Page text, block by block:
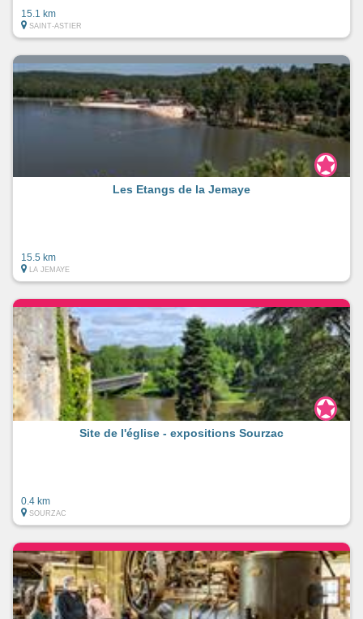
15.1 km
SAINT-ASTIER
Les Etangs de la Jemaye
15.5 km
LA JEMAYE
Site de l'église - expositions Sourzac
0.4 km
SOURZAC